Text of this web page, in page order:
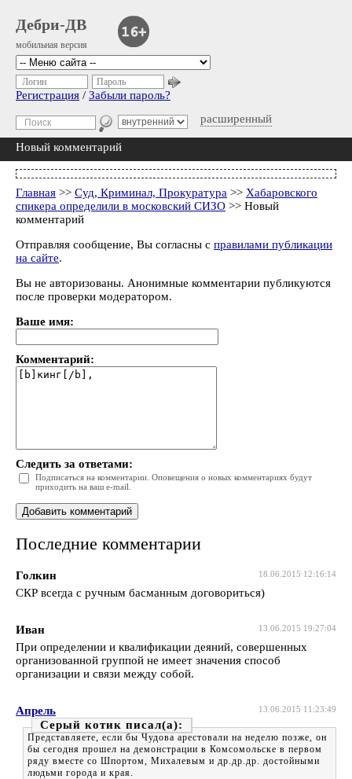
Дебри-ДВ
мобильная версия
расширенный
Логин Пароль
Регистрация / Забыли пароль?
Новый комментарий
Главная >> Суд, Криминал, Прокуратура >> Хабаровского
спикера определили в московский СИЗО >> Новый
комментарий
Отправляя сообщение, Вы согласны с правилами публикации
на сайте.
Вы не авторизованы. Анонимные комментарии публикуются
после проверки модератором.
Ваше имя:
Комментарий:
Следить за ответами:
Подписаться на комментарии. Оповещения о новых комментариях будут
приходить на ваш e-mail.
Последние комментарии
18.06.2015 12:16:14
Голкин
СКР всегда с ручным басманным договориться)
13.06.2015 19:27:04
Иван
При определении и квалификации деяний, совершенных
организованной группой не имеет значения способ
организации и связи между собой.
13.06.2015 11:23:49
Апрель
Серый котик
Представляете, если бы Чудова арестовали на неделю позже, он
бы сегодня прошел на демонстрации в Комсомольске в первом
ряду вместе со Шпортом, Михалевым и др.др.др. достойными
людьми города и края.